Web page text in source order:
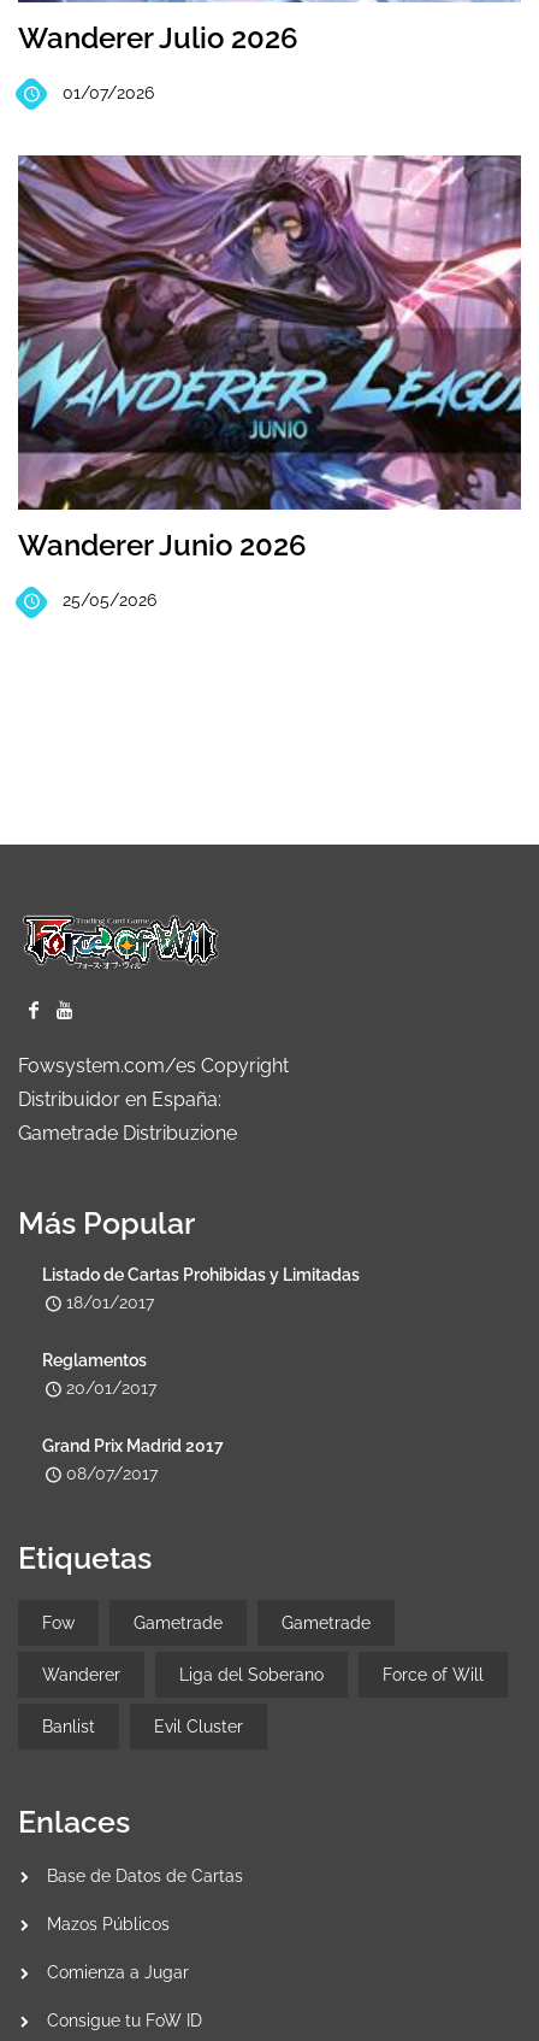
Wanderer Julio 2026
01/07/2026
Wanderer Junio 2026
25/05/2026
Fowsystem.com/es Copyright
Distribuidor en España:
Gametrade Distribuzione
Más Popular
Listado de Cartas Prohibidas y Limitadas
18/01/2017
Reglamentos
20/01/2017
Grand Prix Madrid 2017
08/07/2017
Etiquetas
Fow Gametrade Gametrade
Wanderer Liga del Soberano Force of Will
Banlist Evil Cluster
Enlaces
Base de Datos de Cartas
Mazos Públicos
Comienza a Jugar
Consigue tu FoW ID